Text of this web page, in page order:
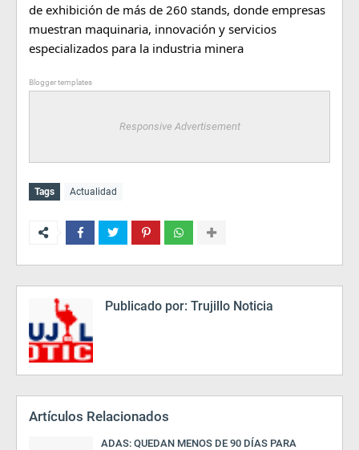
de exhibición de más de 260 stands, donde empresas
muestran maquinaria, innovación y servicios
especializados para la industria minera
Blogger templates
Responsive Advertisement
Tags Actualidad
Publicado por: Trujillo Noticia
Artículos Relacionados
ADAS: QUEDAN MENOS DE 90 DÍAS PARA